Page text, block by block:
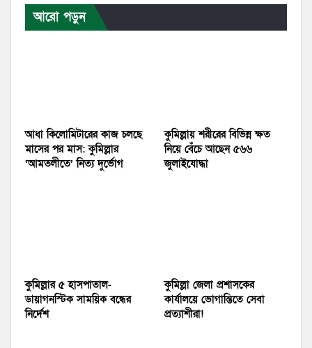
আরো পড়ুন
আধা কিলোমিটারের কাজ চলছে
মাসের পর মাস: কুমিল্লার
‘আমতলীতে’ নিত্য দুর্ভোগ
কুমিল্লায় শরীরের বিভিন্ন ক্ষত
নিয়ে বেঁচে আছেন ৫৬৬
জুলাইযোদ্ধা
কুমিল্লার ৫ হাসপাতাল-
ডায়াগনস্টিক সাময়িক বন্ধের
নির্দেশ
কুমিল্লা জেলা প্রশাসকের
কার্যালয়ে ভোগান্তিতে সেবা
প্রত্যাশীরা!